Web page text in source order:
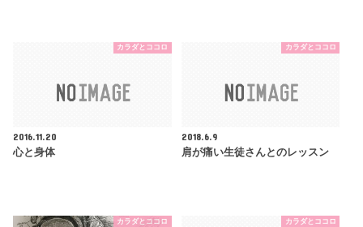
カラダとココロ
2016.11.20
心と身体
カラダとココロ
2018.6.9
肩が痛い生徒さんとのレッスン
カラダとココロ カラダとココロ